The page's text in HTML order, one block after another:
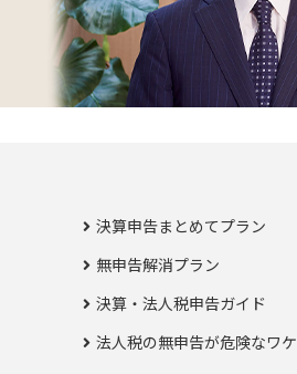
決算申告まとめてプラン
無申告解消プラン
決算・法人税申告ガイド
法人税の無申告が危険なワケ